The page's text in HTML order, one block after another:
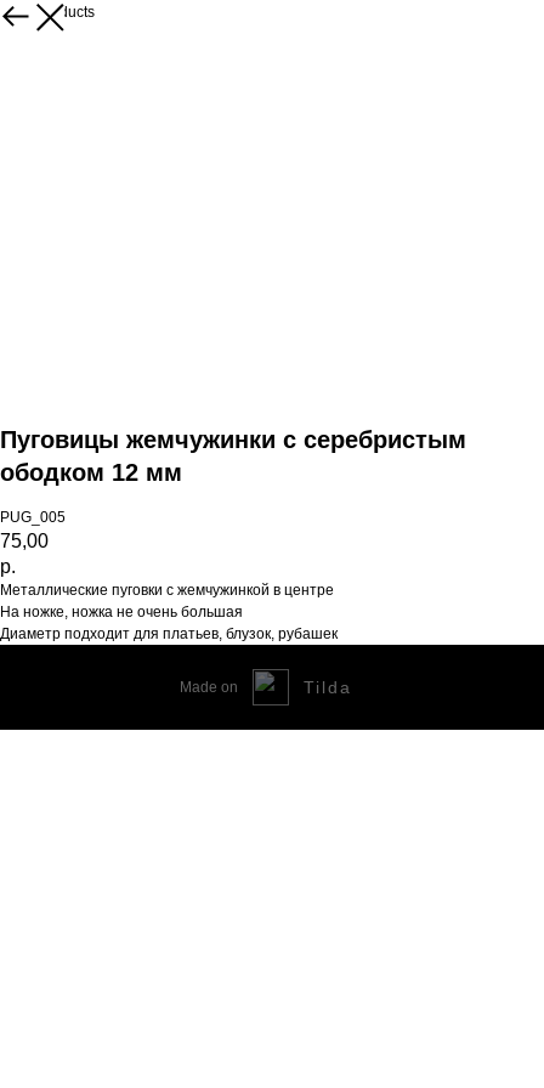
More products
Пуговицы жемчужинки с серебристым
ободком 12 мм
PUG_005
75,00
р.
Металлические пуговки с жемчужинкой в центре
На ножке, ножка не очень большая
Диаметр подходит для платьев, блузок, рубашек
Made on Tilda